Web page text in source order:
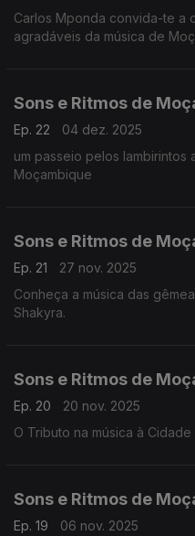
Carlos Mponda convida-te a
agradáveis da música de
Sons e Ritmos de
Ep. 22
04 dez. 2025
um passeio pelos lambirintos
Moçambique
Sons e Ritmos de
Ep. 21
27 nov. 2025
Conheça a música das
Shakyra.
Sons e Ritmos de
Ep. 20
20 nov. 2025
O Tributo na música à
Sons e Ritmos de
Ep. 19
06 nov. 2025